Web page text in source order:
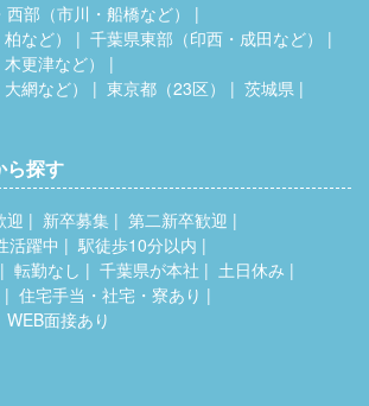
部（市川・船橋など）
など）
千葉県東部（印西・成田など）
更津など）
網など）
東京都（23区）
茨城県
ら探す
迎 新卒募集
第二新卒歓迎
活躍中
駅徒歩10分以内
転勤なし 千葉県が本社
土日休み
住宅手当・社宅・寮あり
WEB面接あり